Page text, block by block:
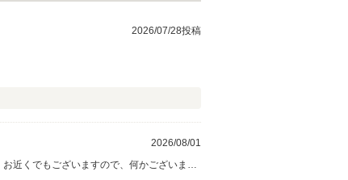
2026/07/28投稿
2026/08/01
近くでもございますので、何かございまし